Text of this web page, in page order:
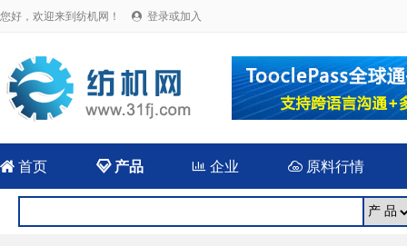
您好，欢迎来到纺机网！  登录或加入
 首页 产品  企业 原料行情